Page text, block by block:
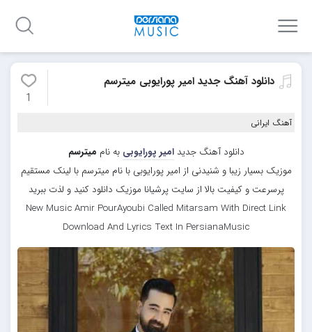
دانلود آهنگ جدید امیر پورایوبی میترسم
1
آهنگ ایرانی
دانلود آهنگ جدیدامیر پورایوبی به نام میترسم
موزیک بسیار زیبا و شنیدنی از امیر پورایوبی با نام میترسم با لینک مستقیم
پرسرعت و کیفیت بالا از سایت پرشیانا موزیک دانلود کنید و لذت ببرید
New Music Amir PourAyoubi Called Mitarsam With Direct Link
Download And Lyrics Text In PersianaMusic